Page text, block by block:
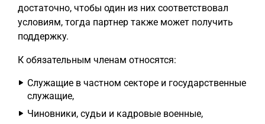
достаточно, чтобы один из них соответствовал
условиям, тогда партнер также может получить
поддержку.
К обязательным членам относятся:
Служащие в частном секторе и государственные
служащие,
Чиновники, судьи и кадровые военные,